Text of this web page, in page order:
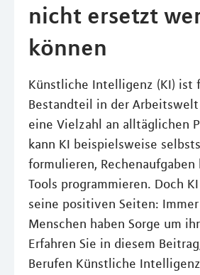
nicht ersetzt
können
Künstliche Intelligenz (KI) ist
Bestandteil in der
eine Vielzahl an alltäglichen
kann KI beispielsweise
formulieren, Rechenaufgaben
Tools programmieren. Doch
seine positiven Seiten:
Menschen haben Sorge um
Erfahren Sie in diesem
Berufen Künstliche